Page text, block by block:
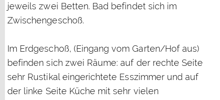
jeweils zwei Betten. Bad befindet sich im
Zwischengeschoß.
Im Erdgeschoß, (Eingang vom Garten/Hof aus)
befinden sich zwei Räume: auf der rechte Seite
sehr Rustikal eingerichtete Esszimmer und auf
der linke Seite Küche mit sehr vielen